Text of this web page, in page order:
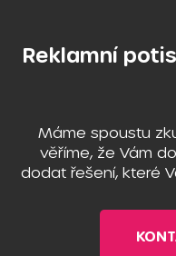
Reklamní
Máme spoustu
věříme, že Vám
dodat řešení, které